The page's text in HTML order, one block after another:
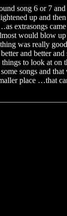
song 6 or 7
up and
extrasongs
would blow up
was really
and better and
to look at on
songs and
place …that